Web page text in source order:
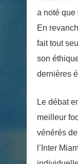
a noté que
En
fait tout
son
dernières
Le débat
meilleur
vénérés
l’Inter